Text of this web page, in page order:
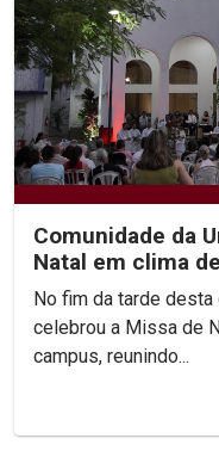
Comunidade da
Natal em clima
Pedro Rubens
No fim da tarde desta
celebrou a Missa de
campus, reunindo...